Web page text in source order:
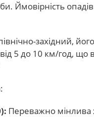
Ймовірність
західний,
5 до 10 км/год, що
Переважно мінлива